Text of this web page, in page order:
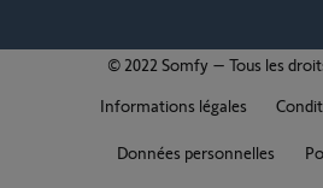
© 2022 Somfy – Tous les
Informations légales
Données personnelles